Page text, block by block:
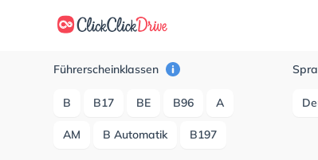
Führerscheinklassen
B B17 BE B96 A
AM B Automatik B197